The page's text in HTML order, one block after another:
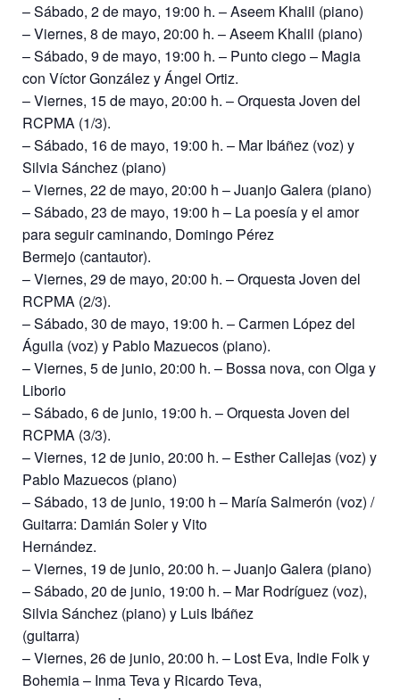
– Sábado, 2 de mayo, 19:00 h. – Aseem Khalil (piano)
– Viernes, 8 de mayo, 20:00 h. – Aseem Khalil (piano)
– Sábado, 9 de mayo, 19:00 h. – Punto ciego – Magia
con Víctor González y Ángel Ortiz.
– Viernes, 15 de mayo, 20:00 h. – Orquesta Joven del
RCPMA (1/3).
– Sábado, 16 de mayo, 19:00 h. – Mar Ibáñez (voz) y
Silvia Sánchez (piano)
– Viernes, 22 de mayo, 20:00 h – Juanjo Galera (piano)
– Sábado, 23 de mayo, 19:00 h – La poesía y el amor
para seguir caminando, Domingo Pérez
Bermejo (cantautor).
– Viernes, 29 de mayo, 20:00 h. – Orquesta Joven del
RCPMA (2/3).
– Sábado, 30 de mayo, 19:00 h. – Carmen López del
Águila (voz) y Pablo Mazuecos (piano).
– Viernes, 5 de junio, 20:00 h. – Bossa nova, con Olga y
Liborio
– Sábado, 6 de junio, 19:00 h. – Orquesta Joven del
RCPMA (3/3).
– Viernes, 12 de junio, 20:00 h. – Esther Callejas (voz) y
Pablo Mazuecos (piano)
– Sábado, 13 de junio, 19:00 h – María Salmerón (voz) /
Guitarra: Damián Soler y Vito
Hernández.
– Viernes, 19 de junio, 20:00 h. – Juanjo Galera (piano)
– Sábado, 20 de junio, 19:00 h. – Mar Rodríguez (voz),
Silvia Sánchez (piano) y Luis Ibáñez
(guitarra)
– Viernes, 26 de junio, 20:00 h. – Lost Eva, Indie Folk y
Bohemia – Inma Teva y Ricardo Teva,